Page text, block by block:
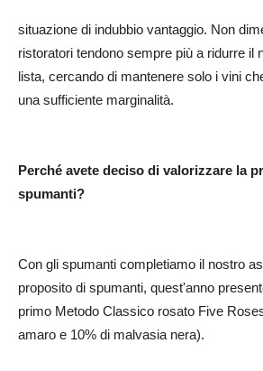
situazione di indubbio vantaggio. Non
ristoratori tendono sempre più a ridurre il
lista, cercando di mantenere solo i vini
una sufficiente marginalità.
Perché avete deciso di valorizzare la
spumanti?
Con gli spumanti completiamo il nostro
proposito di spumanti, quest'anno
primo Metodo Classico rosato Five
amaro e 10% di malvasia nera).